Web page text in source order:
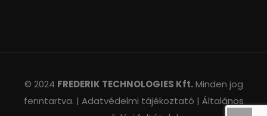
© 2024 FREDERIK TECHNOLOGIES Kft.Minden jog
fenntartva. | Adatvédelmi tájékoztató | Általános